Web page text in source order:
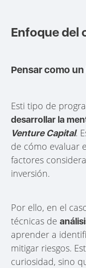
Enfoque del
Pensar como
Esti tipo de
desarrollar la
Venture Capital.
de cómo evaluar
factores
inversión.
Por ello, en el
técnicas de
aprender a
mitigar riesgos.
curiosidad, sino